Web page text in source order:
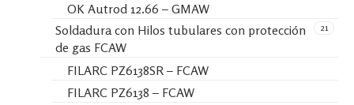
OK Autrod 12.66 – GMAW
21
Soldadura con Hilos tubulares con protección
de gas FCAW
FILARC PZ6138SR – FCAW
FILARC PZ6138 – FCAW